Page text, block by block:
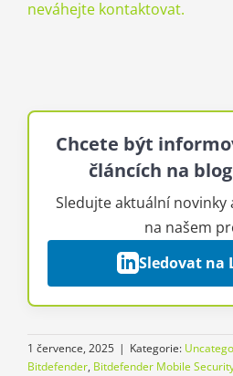
neváhejte kontaktovat.
Chcete být
článcích na
Sledujte aktuální novinky
na našem
Sledovat na
1 července, 2025 | Kategorie:
Bitdefender, Bitdefender Mobile